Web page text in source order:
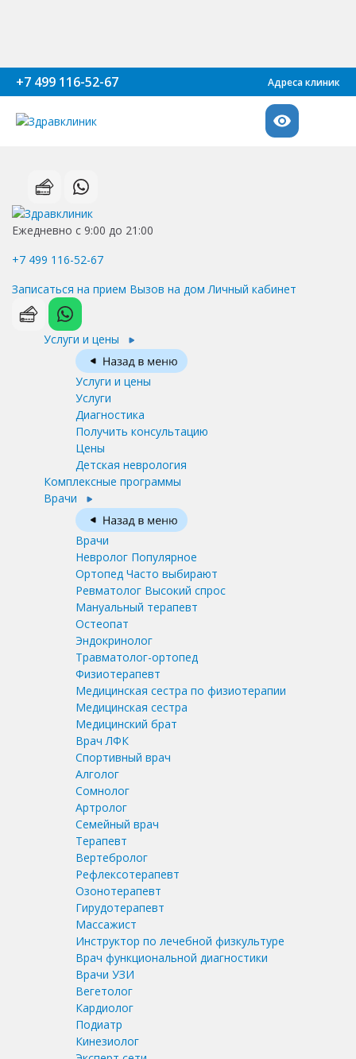
+7 499 116-52-67 Адреса клиник
Ежедневно с 9:00 до 21:00
+7 499 116-52-67
Записаться на прием Вызов на дом Личный кабинет
Услуги и цены
Услуги и цены
Услуги
Диагностика
Получить консультацию
Цены
Детская неврология
Комплексные программы
Врачи
Врачи
Невролог Популярное
Ортопед Часто выбирают
Ревматолог Высокий спрос
Мануальный терапевт
Остеопат
Эндокринолог
Травматолог-ортопед
Физиотерапевт
Медицинская сестра по физиотерапии
Медицинская сестра
Медицинский брат
Врач ЛФК
Спортивный врач
Алголог
Сомнолог
Артролог
Семейный врач
Терапевт
Вертебролог
Рефлексотерапевт
Озонотерапевт
Гирудотерапевт
Массажист
Инструктор по лечебной физкультуре
Врач функциональной диагностики
Врачи УЗИ
Вегетолог
Кардиолог
Подиатр
Кинезиолог